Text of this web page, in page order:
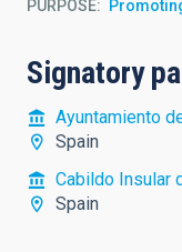
PURPOSE
Signatory
Ayuntamiento
Spain
Cabildo Insular
Spain